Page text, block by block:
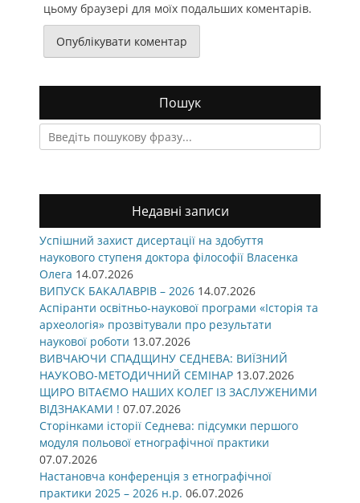
цьому браузері для моїх подальших коментарів.
Пошук
Search
for:
Недавні записи
Успішний захист дисертації на здобуття
наукового ступеня доктора філософії Власенка
Олега 14.07.2026
ВИПУСК БАКАЛАВРІВ – 2026 14.07.2026
Аспіранти освітньо-наукової програми «Історія та
археологія» прозвітували про результати
наукової роботи 13.07.2026
ВИВЧАЮЧИ СПАДЩИНУ СЕДНЕВА: ВИЇЗНИЙ
НАУКОВО-МЕТОДИЧНИЙ СЕМІНАР 13.07.2026
ЩИРО ВІТАЄМО НАШИХ КОЛЕГ ІЗ ЗАСЛУЖЕНИМИ
ВІДЗНАКАМИ ! 07.07.2026
Сторінками історії Седнева: підсумки першого
модуля польової етнографічної практики
07.07.2026
Настановча конференція з етнографічної
практики 2025 – 2026 н.р. 06.07.2026